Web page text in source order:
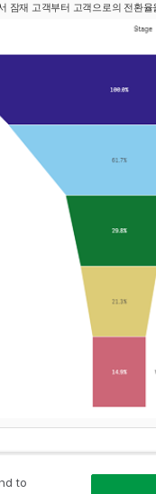
잠재 고객부터 고객으로의 전환
는 여러 프로세스 단계
차트는 100%에서 시작
to